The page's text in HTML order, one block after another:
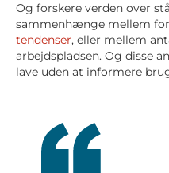
Og forskere verden over
sammenhænge mellem
tendenser, eller mellem
arbejdspladsen. Og disse
lave uden at informere